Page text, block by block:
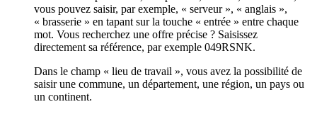
vous pouvez saisir, par exemple, « serveur », « anglais »,
« brasserie » en tapant sur la touche « entrée » entre chaque
mot. Vous recherchez une offre précise ? Saisissez
directement sa référence, par exemple 049RSNK.
Dans le champ « lieu de travail », vous avez la possibilité de
saisir une commune, un département, une région, un pays ou
un continent.